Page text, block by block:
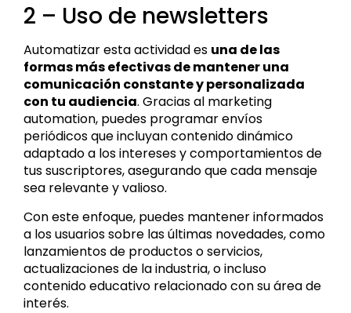
2 – Uso de newsletters
Automatizar esta actividad es una de las
formas más efectivas de mantener una
comunicación constante y personalizada
con tu audiencia. Gracias al marketing
automation, puedes programar envíos
periódicos que incluyan contenido dinámico
adaptado a los intereses y comportamientos de
tus suscriptores, asegurando que cada mensaje
sea relevante y valioso.
Con este enfoque, puedes mantener informados
a los usuarios sobre las últimas novedades, como
lanzamientos de productos o servicios,
actualizaciones de la industria, o incluso
contenido educativo relacionado con su área de
interés.